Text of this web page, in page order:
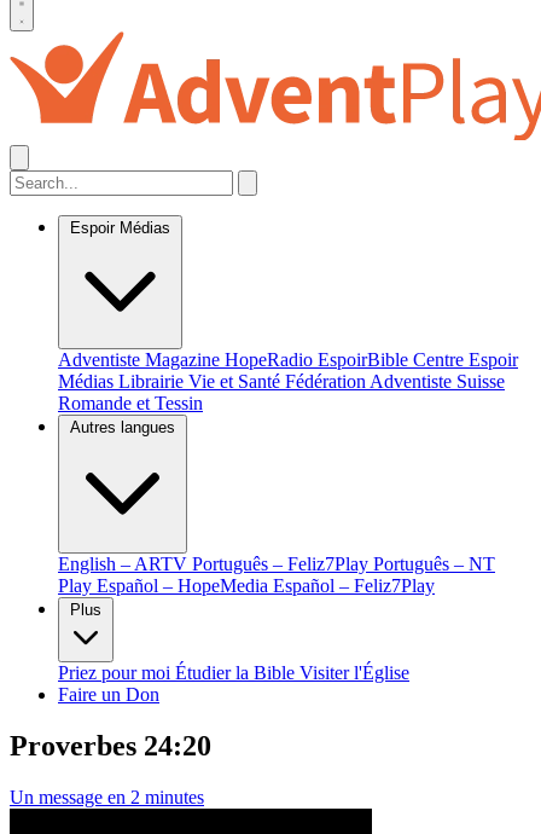
Espoir Médias
Adventiste Magazine HopeRadio EspoirBible Centre Espoir
Médias Librairie Vie et Santé Fédération Adventiste Suisse
Romande et Tessin
Autres langues
English – ARTV Português – Feliz7Play Português – NT
Play Español – HopeMedia Español – Feliz7Play
Plus
Priez pour moi Étudier la Bible Visiter l'Église
Faire un Don
Proverbes 24:20
Un message en 2 minutes